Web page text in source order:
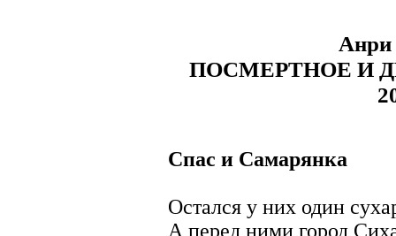
Анри
ПОСМЕРТНОЕ И
Спас и Самарянка
Остался у них один
А перед ними город